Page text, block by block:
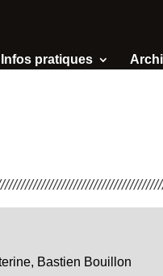
Infos pratiques
Bastien Bouillon